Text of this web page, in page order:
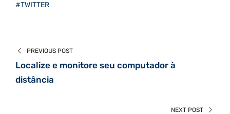
#TWITTER
PREVIOUS POST
Localize e monitore seu computador à
distância
NEXT POST